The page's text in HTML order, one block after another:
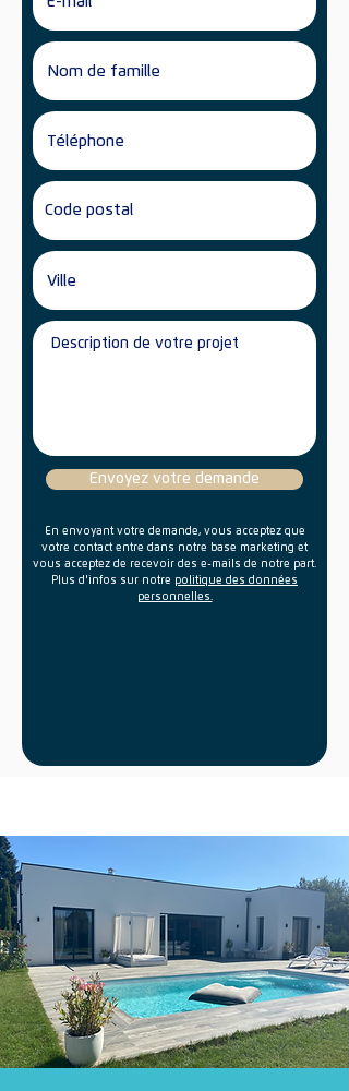
Envoyez votre demande
En envoyant votre demande, vous acceptez que
votre contact entre dans notre base marketing et
vous acceptez de recevoir des e-mails de notre part.
Plus d'infos sur notre politique des données
personnelles.